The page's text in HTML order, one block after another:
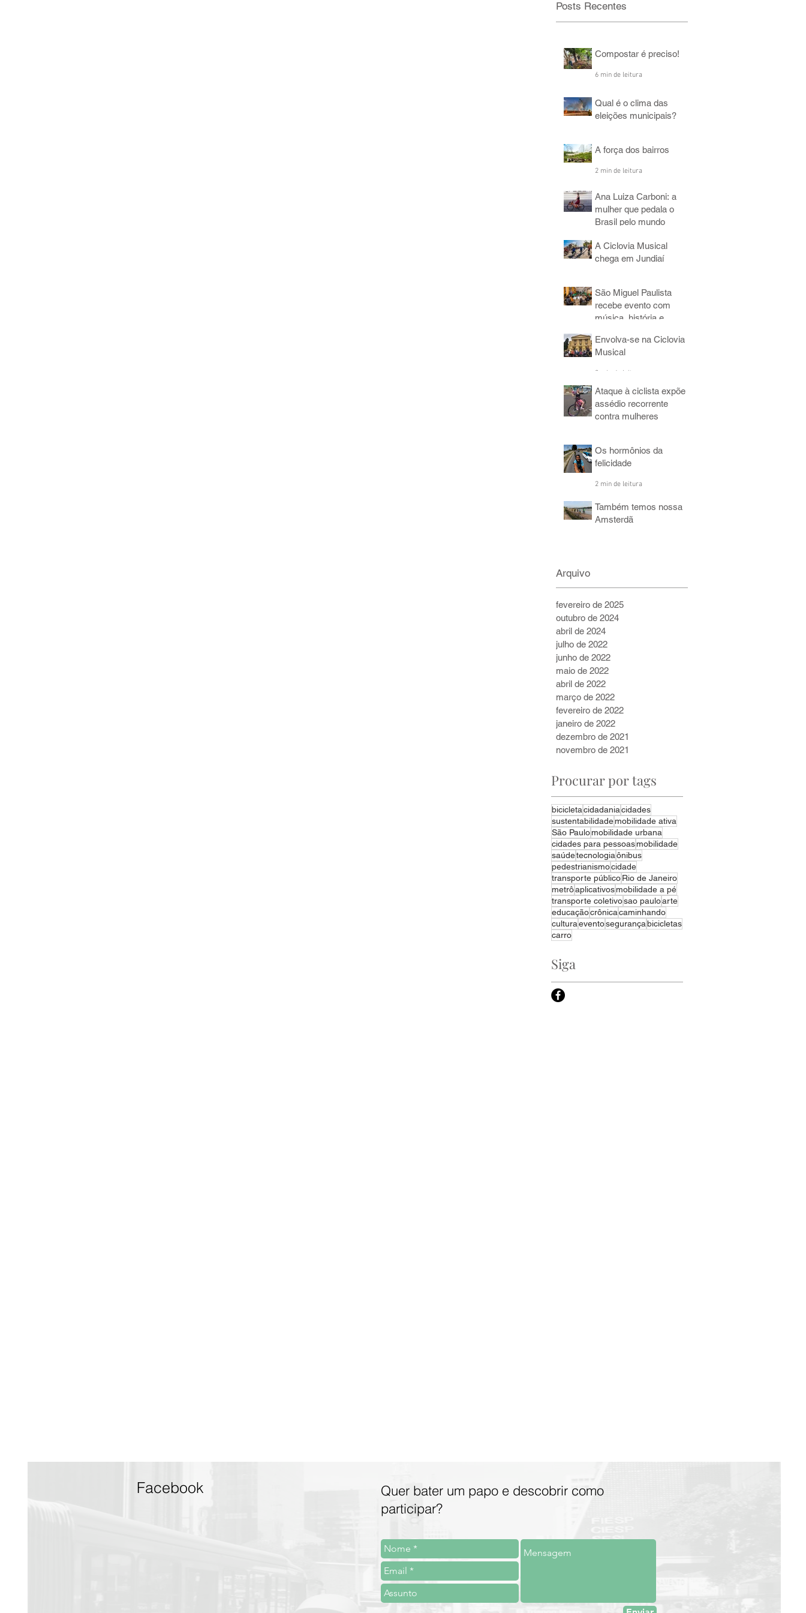
Compostar é preciso!
6 min de leitura
Qual é o clima das
eleições municipais?
A força dos bairros
2 min de leitura
Ana Luiza Carboni: a
mulher que pedala o
Brasil pelo mundo
5 min de leitura
A Ciclovia Musical
chega em Jundiaí
São Miguel Paulista
recebe evento com
música, história e
5 min de leitura
Envolva-se na Ciclovia
Musical
3 min de leitura
Ataque à ciclista expõe
assédio recorrente
contra mulheres
Os hormônios da
felicidade
2 min de leitura
Também temos nossa
Amsterdã
Arquivo
fevereiro de 2025
outubro de 2024
abril de 2024
julho de 2022
junho de 2022
maio de 2022
abril de 2022
março de 2022
fevereiro de 2022
janeiro de 2022
dezembro de 2021
novembro de 2021
Procurar por tags
bicicletacidadaniacidades
sustentabilidademobilidade ativa
São Paulomobilidade urbana
cidades para pessoasmobilidade
saúdetecnologiaônibus
pedestrianismocidade
transporte públicoRio de Janeiro
metrôaplicativosmobilidade a pé
transporte coletivosao pauloarte
educaçãocrônicacaminhando
culturaeventosegurançabicicletas
carro
Siga
Posts Recentes
Facebook
Quer bater um papo e descobrir como
participar?